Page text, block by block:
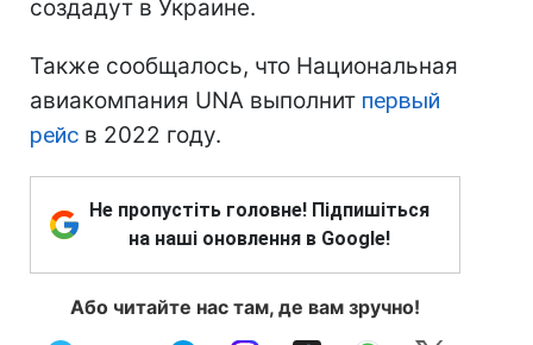
создадут в Украине.
Также сообщалось, что Национальная
авиакомпания UNA выполнит первый
рейс в 2022 году.
Не пропустіть головне! Підпишіться
на наші оновлення в Google!
Або читайте нас там, де вам зручно!